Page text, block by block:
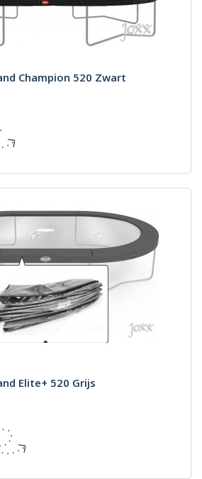
Champion 520 Zwart
Elite+ 520 Grijs